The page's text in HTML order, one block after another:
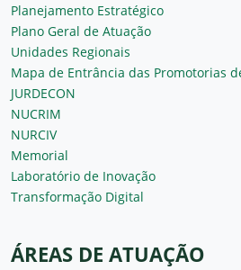
Planejamento Estratégico
Plano Geral de Atuação
Unidades Regionais
Mapa de Entrância das Promotorias
JURDECON
NUCRIM
NURCIV
Memorial
Laboratório de Inovação
Transformação Digital
ÁREAS DE ATUAÇÃO